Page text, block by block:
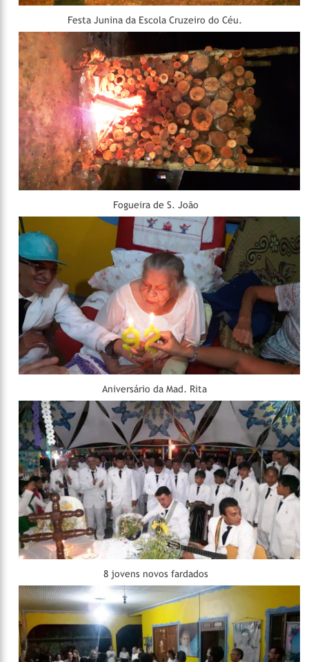
Festa Junina da Escola Cruzeiro do Céu.
Fogueira de S. João
Aniversário da Mad. Rita
8 jovens novos fardados